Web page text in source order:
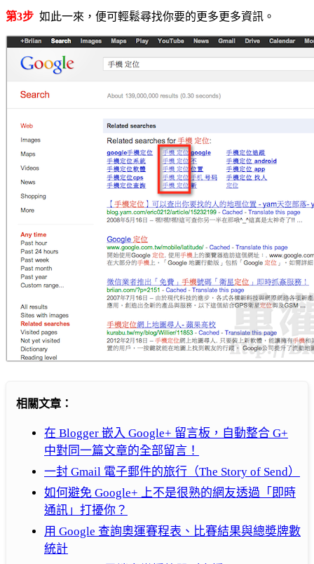
第3步 如此一來，便可輕鬆尋找你要的更多更多資訊。
相關文章：
在 Blogger 嵌入 Google+ 留言板，自動整合 G+
中對同一篇文章的全部留言！
一封 Gmail 電子郵件的旅行（The Story of Send）
如何避免 Google+ 上不是很熟的網友透過「即時
通訊」打擾你？
用 Google 查詢奧運賽程表、比賽結果與總奬牌數
統計